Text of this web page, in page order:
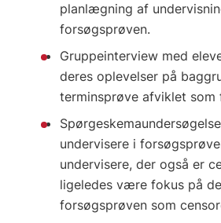
planlægning af
forsøgsprøven.
Gruppeinterview med
deres oplevelser på
terminsprøve afviklet som
undervisere i
undervisere, der også er
ligeledes være fokus på
forsøgsprøven som